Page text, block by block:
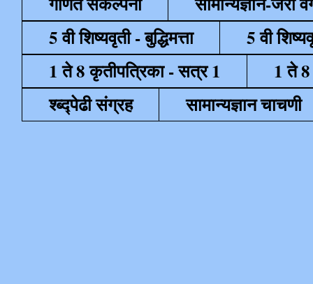
5 वी शिष्यवृती - बुद्धिमत्ता
5 वी
1 ते 8 कृतीपत्रिका - सत्र 1
1 ते
श्ब्द्पेढी संग्रह
सामान्यज्ञान चाचणी